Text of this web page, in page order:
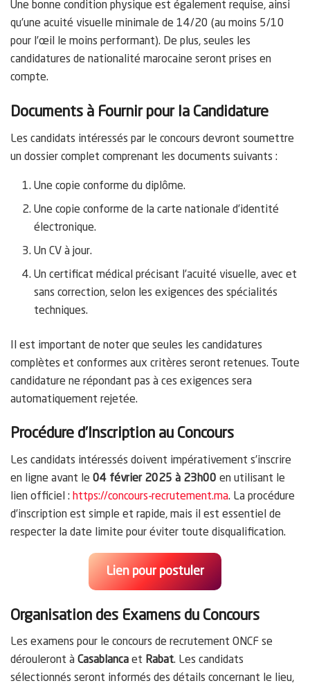
Une bonne condition physique est également requise, ainsi
qu’une acuité visuelle minimale de 14/20 (au moins 5/10
pour l’œil le moins performant). De plus, seules les
candidatures de nationalité marocaine seront prises en
compte.
Documents à Fournir pour la Candidature
Les candidats intéressés par le concours devront soumettre
un dossier complet comprenant les documents suivants :
Une copie conforme du diplôme.
Une copie conforme de la carte nationale d’identité
électronique.
Un CV à jour.
Un certificat médical précisant l’acuité visuelle, avec et
sans correction, selon les exigences des spécialités
techniques.
Il est important de noter que seules les candidatures
complètes et conformes aux critères seront retenues. Toute
candidature ne répondant pas à ces exigences sera
automatiquement rejetée.
Procédure d’Inscription au Concours
Les candidats intéressés doivent impérativement s’inscrire
en ligne avant le 04 février 2025 à 23h00 en utilisant le
lien officiel : https://concours-recrutement.ma. La procédure
d’inscription est simple et rapide, mais il est essentiel de
respecter la date limite pour éviter toute disqualification.
Lien pour postuler
Organisation des Examens du Concours
Les examens pour le concours de recrutement ONCF se
dérouleront à Casablanca et Rabat. Les candidats
sélectionnés seront informés des détails concernant le lieu,